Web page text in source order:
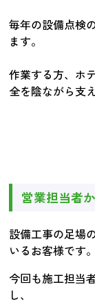
毎年の設備点検
ます。
作業する方、ホ
全を陰ながら支
営業担当者
設備工事の足場
いるお客様です。
今回も施工担当
し、